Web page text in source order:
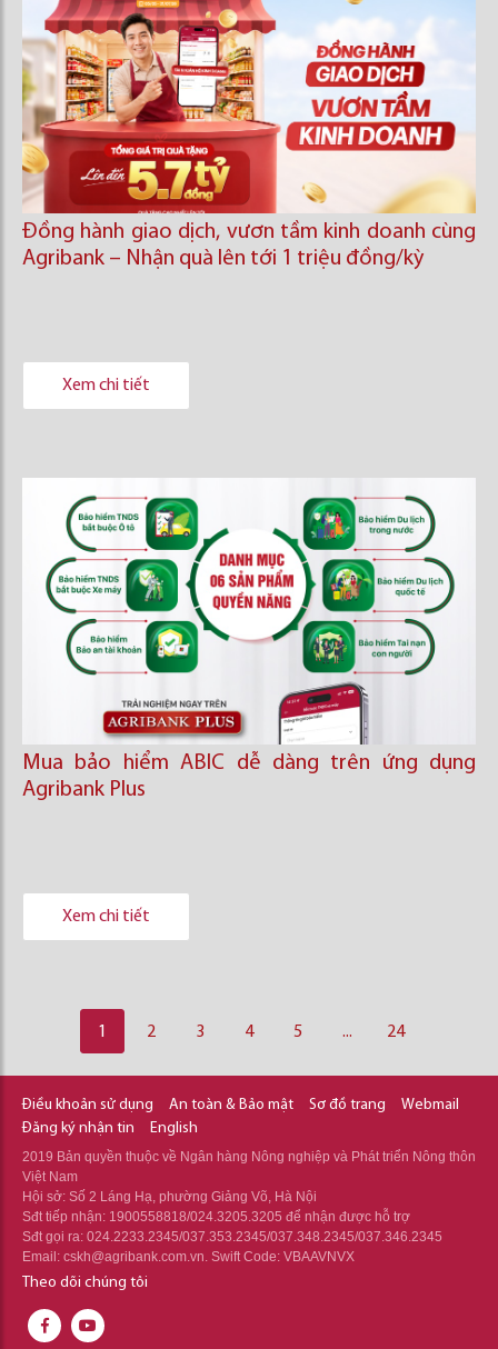
Đồng hành giao dịch, vươn tầm kinh doanh cùng
Agribank – Nhận quà lên tới 1 triệu đồng/kỳ
Xem chi tiết
Mua bảo hiểm ABIC dễ dàng trên ứng dụng
Agribank Plus
Xem chi tiết
1 2 3 4 5 ... 24
Điều khoản sử dụng An toàn & Bảo mật Sơ đồ trang
Webmail
Đăng ký nhận tin
English
2019 Bản quyền thuộc về Ngân hàng Nông nghiệp và Phát triển Nông thôn
Việt Nam
Hội sở: Số 2 Láng Hạ, phường Giảng Võ, Hà Nội
Sđt tiếp nhận: 1900558818/024.3205.3205 để nhận được hỗ trợ
Sđt gọi ra: 024.2233.2345/037.353.2345/037.348.2345/037.346.2345
Email: cskh@agribank.com.vn. Swift Code: VBAAVNVX
Theo dõi chúng tôi